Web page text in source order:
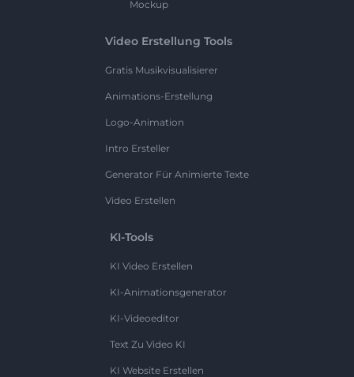
Mockup
Video Erstellung Tools
Gratis Musikvisualisierer
Animations-Erstellung
Logo-Animation
Intro Ersteller
Generator Für Animierte Texte
Video Erstellen
KI-Tools
KI Video Erstellen
KI-Animationsgenerator
KI-Videoeditor
Text Zu Video KI
KI Website Erstellen